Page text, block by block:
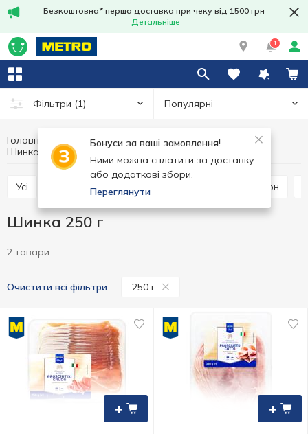
Безкоштовна* перша доставка при чеку від 1500 грн
Детальніше
1
Фільтри (1) Популярні
Бонуси за ваші замовлення!
Ними можна сплатити за доставку
або додаткові збори.
Переглянути
Головна М'ясо та ковбасні вироби
М'ясні вироби
Шинка
Шинка 250 г
Усі Бекон
Шинка 250 г
2 товари
Очистити всі фільтри 250 г
+ +